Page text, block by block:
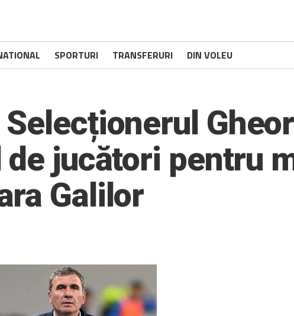
SPORTURI TRANSFERURI DIN VOLEU
jucători pentru
Galilor